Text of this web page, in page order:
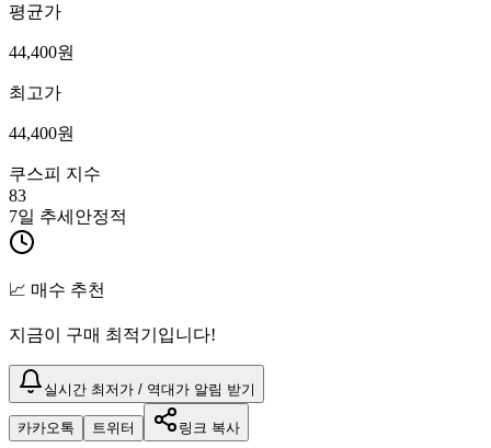
평균가
44,400원
최고가
44,400원
쿠스피 지수
83
7일 추세 안정적
📈 매수 추천
지금이 구매 최적기입니다!
실시간 최저가 / 역대가 알림 받기
카카오톡 트위터 링크 복사